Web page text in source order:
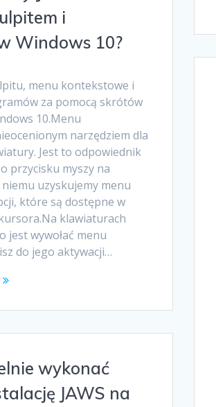
i
Windows 10?
menu kontekstowe i
za pomocą skrótów
10.Menu
narzędziem dla
Jest to odpowiednik
przycisku myszy na
uzyskujemy menu
które są dostępne w
klawiaturach
jest wywołać menu
do jego aktywacji…
wykonać
JAWS na